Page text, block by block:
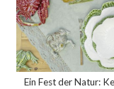
Ein Fest der Natur: